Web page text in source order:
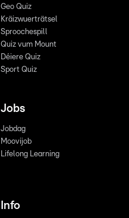
Geo Quiz
Kräizwuerträtsel
Sproochespill
Quiz vum Mount
Déiere Quiz
Sport Quiz
Jobs
Jobdag
Moovijob
Lifelong Learning
Info